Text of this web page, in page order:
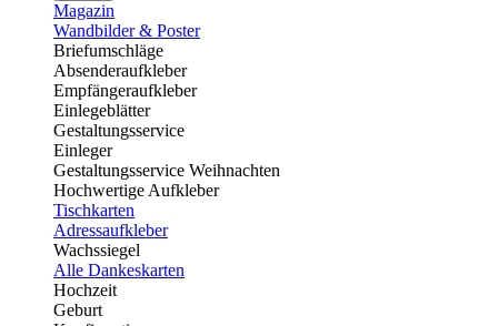
Magazin
Wandbilder & Poster
Briefumschläge
Absenderaufkleber
Empfängeraufkleber
Einlegeblätter
Gestaltungsservice
Einleger
Gestaltungsservice Weihnachten
Hochwertige Aufkleber
Tischkarten
Adressaufkleber
Wachssiegel
Alle Dankeskarten
Hochzeit
Geburt